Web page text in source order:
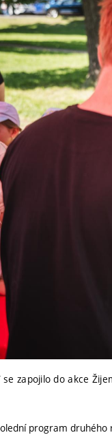
se zapojilo do akce
program druhého